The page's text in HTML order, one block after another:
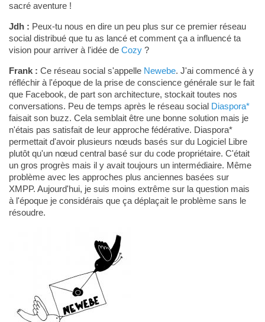
sacré aventure !
Jdh : Peux-tu nous en dire un peu plus sur ce premier réseau
social distribué que tu as lancé et comment ça a influencé ta
vision pour arriver à l'idée de Cozy?
Frank : Ce réseau social s'appelle Newebe. J'ai commencé à y
réfléchir à l'époque de la prise de conscience générale sur le fait
que Facebook, de part son architecture, stockait toutes nos
conversations. Peu de temps après le réseau social Diaspora*
faisait son buzz. Cela semblait être une bonne solution mais je
n'étais pas satisfait de leur approche fédérative. Diaspora*
permettait d'avoir plusieurs nœuds basés sur du Logiciel Libre
plutôt qu'un nœud central basé sur du code propriétaire. C'était
un gros progrès mais il y avait toujours un intermédiaire. Même
problème avec les approches plus anciennes basées sur
XMPP. Aujourd'hui, je suis moins extrême sur la question mais
à l'époque je considérais que ça déplaçait le problème sans le
résoudre.